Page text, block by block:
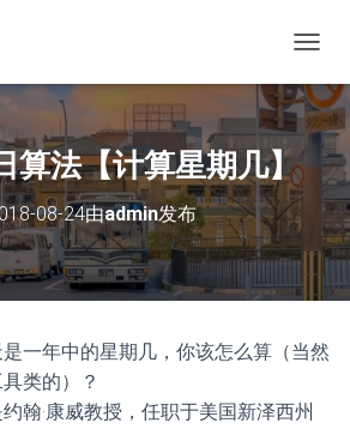
换
导
航
算法【计算星期几】
08-24由admin发布
一年中的星期几，你该怎么算（当然
类的）？
翰·康威教授，任职于美国新泽西州